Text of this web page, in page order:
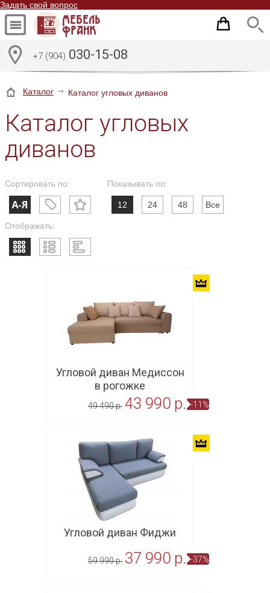
Задать свой вопрос
+7 (904) 030-15-08
Каталог Каталог угловых диванов
Каталог угловых
диванов
Сортировать по: Показывать по:
12 24 48 Все
Отображать:
Угловой диван Медиссон
в рогожке
49 490 p. -11%
43 990 p.
Угловой диван Фиджи
59 990 p. -37%
37 990 p.